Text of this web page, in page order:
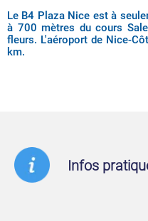
Le B4 Plaza Nice est à
à 700 mètres du cours
fleurs. L'aéroport de Nice-
km.
Infos